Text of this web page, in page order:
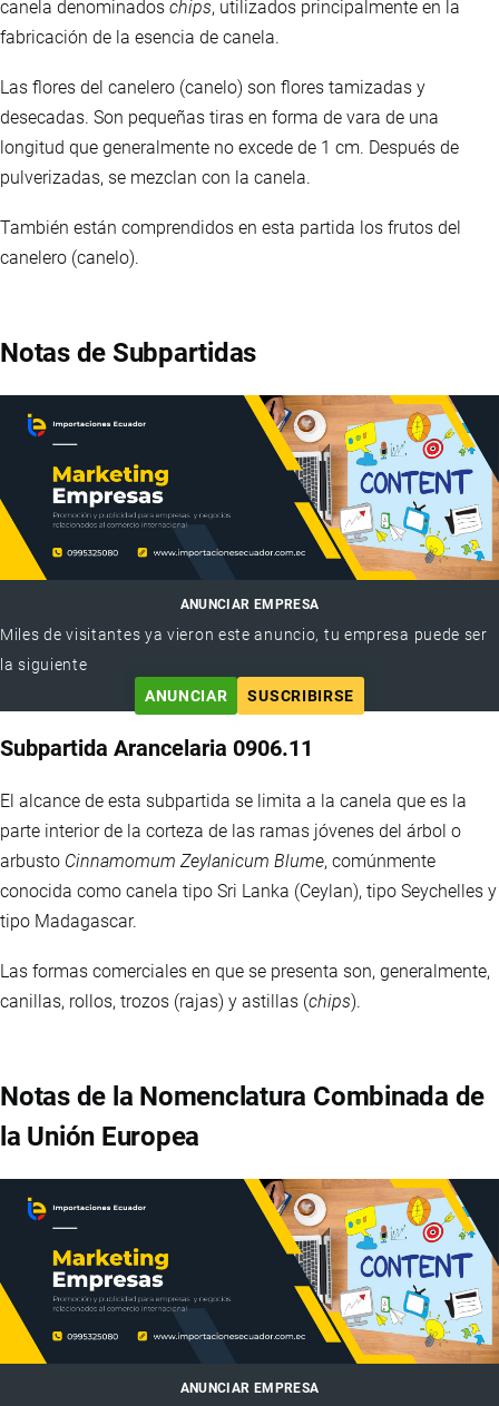
canela denominados chips, utilizados principalmente en la
fabricación de la esencia de canela.
Las flores del canelero (canelo) son flores tamizadas y
desecadas. Son pequeñas tiras en forma de vara de una
longitud que generalmente no excede de 1 cm. Después de
pulverizadas, se mezclan con la canela.
También están comprendidos en esta partida los frutos del
canelero (canelo).
Notas de Subpartidas
ANUNCIAR EMPRESA
Miles de visitantes ya vieron este anuncio, tu empresa puede ser
la siguiente
ANUNCIAR
SUSCRIBIRSE
Subpartida Arancelaria 0906.11
El alcance de esta subpartida se limita a la canela que es la
parte interior de la corteza de las ramas jóvenes del árbol o
arbusto Cinnamomum Zeylanicum Blume, comúnmente
conocida como canela tipo Sri Lanka (Ceylan), tipo Seychelles y
tipo Madagascar.
Las formas comerciales en que se presenta son, generalmente,
canillas, rollos, trozos (rajas) y astillas (chips).
Notas de la Nomenclatura Combinada de
la Unión Europea
ANUNCIAR EMPRESA